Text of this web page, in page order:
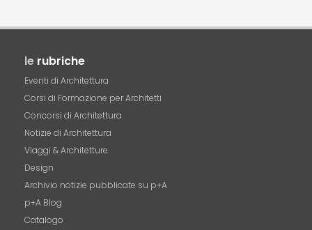
le rubriche
Eventi di Architettura
Corsi di Formazione per Architetti
Concorsi di Architettura
Notizie di Architettura
Viaggi & Architetture
Design
Archivio notizie pubblicate su p+A
p+A Blog
Catalogo